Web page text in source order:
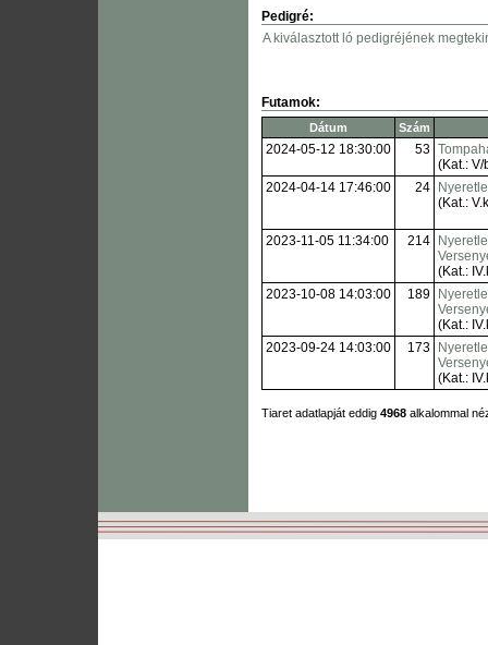
Pedigré:
A kiválasztott ló pedigréjének
Futamok:
Dátum Szám
2024-05-12 18:30:00 53
(Kat.: V/
2024-04-14 17:46:00
24
(Kat.:
2023-11-05 11:34:00 214
(Kat.:
2023-10-08 14:03:00
189
(Kat.:
2023-09-24 14:03:00
173
(Kat.:
Tiaret adatlapját eddig 4968 alkalommal